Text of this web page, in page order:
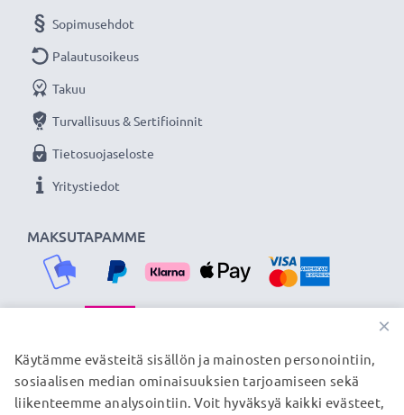
MAKSUTAPAMME
Sopimusehdot
Palautusoikeus
Takuu
Turvallisuus & Sertifioinnit
Tietosuojaseloste
Yritystiedot
TOIMITUSKUMPPANIMME
×
Käytämme evästeitä sisällön ja mainosten personointiin,
sosiaalisen median ominaisuuksien tarjoamiseen sekä
liikenteemme analysointiin. Voit hyväksyä kaikki evästeet,